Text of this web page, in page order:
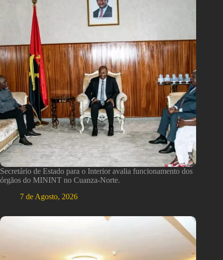
Secretário de Estado para o Interior avalia funcionamento dos
órgãos do MININT no Cuanza-Norte.
7 de Agosto, 2026